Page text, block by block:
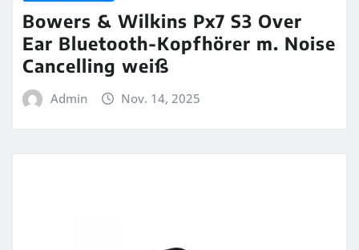
Bowers & Wilkins Px7 S3 Over
Ear Bluetooth-Kopfhörer m. Noise
Cancelling weiß
Admin Nov. 14, 2025